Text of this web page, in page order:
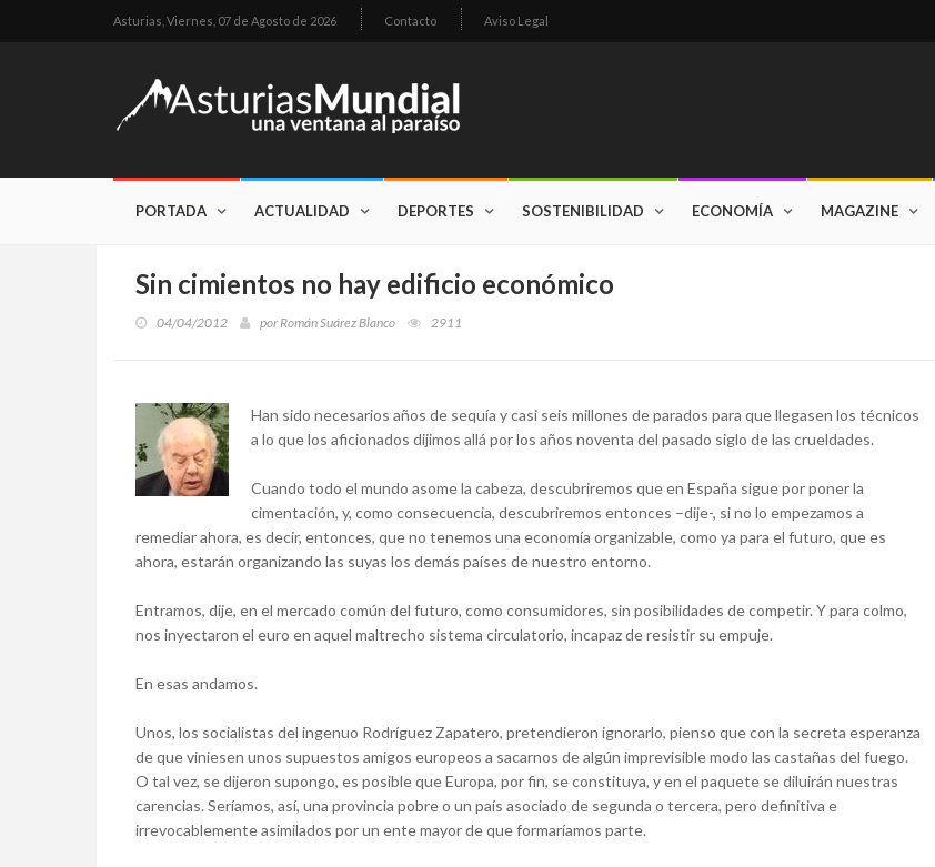
Asturias, Viernes, 07 de Agosto de 2026 Contacto Aviso Legal
PORTADA ACTUALIDAD DEPORTES SOSTENIBILIDAD ECONOMÍA MAGAZINE
Sin cimientos no hay edificio económico
04/04/2012 porRomán Suárez Blanco 2911
Han sido necesarios años de sequía y casi seis millones de parados para que llegasen los técnicos
a lo que los aficionados dijimos allá por los años noventa del pasado siglo de las crueldades.
Cuando todo el mundo asome la cabeza, descubriremos que en España sigue por poner la
cimentación, y, como consecuencia, descubriremos entonces –dije-, si no lo empezamos a
remediar ahora, es decir, entonces, que no tenemos una economía organizable, como ya para el futuro, que es
ahora, estarán organizando las suyas los demás países de nuestro entorno.
Entramos, dije, en el mercado común del futuro, como consumidores, sin posibilidades de competir. Y para colmo,
nos inyectaron el euro en aquel maltrecho sistema circulatorio, incapaz de resistir su empuje.
En esas andamos.
Unos, los socialistas del ingenuo Rodríguez Zapatero, pretendieron ignorarlo, pienso que con la secreta esperanza
de que viniesen unos supuestos amigos europeos a sacarnos de algún imprevisible modo las castañas del fuego.
O tal vez, se dijeron supongo, es posible que Europa, por fin, se constituya, y en el paquete se diluirán nuestras
carencias. Seríamos, así, una provincia pobre o un país asociado de segunda o tercera, pero definitiva e
irrevocablemente asimilados por un ente mayor de que formaríamos parte.